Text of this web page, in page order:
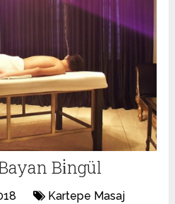
Bi̇ngül
Kartepe Masaj